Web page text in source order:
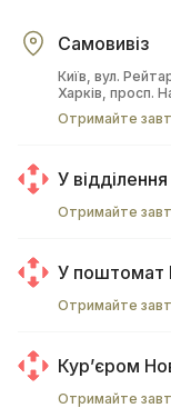
Самовивіз
Київ, вул.
Харків, просп.
Отримайте
У
Отримайте
У поштомат
Отримайте
Курʼєром
Отримайте